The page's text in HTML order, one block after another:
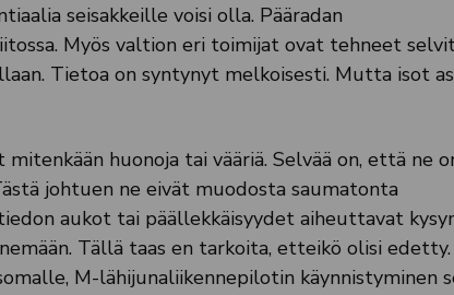
seisakkeille voisi olla. Pääradan
Myös valtion eri toimijat ovat tehneet
Tietoa on syntynyt melkoisesti. Mutta isot
huonoja tai vääriä. Selvää on, että ne
johtuen ne eivät muodosta saumatonta
aukot tai päällekkäisyydet aiheuttavat
Tällä taas en tarkoita, etteikö olisi edetty.
M-lähijunaliikennepilotin käynnistyminen